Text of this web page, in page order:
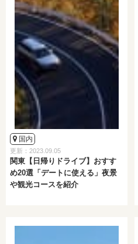
国内
更新：2023.09.05
関東【日帰りドライブ】おすす
め20選「デートに使える」夜景
や観光コースを紹介